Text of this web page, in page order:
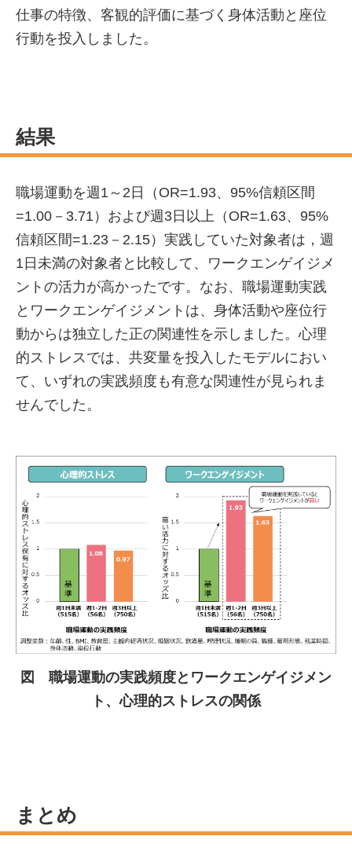
仕事の特徴、客観的評価に基づく身体活動と座位
行動を投入しました。
結果
職場運動を週1～2日（OR=1.93、95%信頼区間
=1.00－3.71）および週3日以上（OR=1.63、95%
信頼区間=1.23－2.15）実践していた対象者は，週
1日未満の対象者と比較して、ワークエンゲイジメ
ントの活力が高かったです。なお、職場運動実践
とワークエンゲイジメントは、身体活動や座位行
動からは独立した正の関連性を示しました。心理
的ストレスでは、共変量を投入したモデルにおい
て、いずれの実践頻度も有意な関連性が見られま
せんでした。
図 職場運動の実践頻度とワークエンゲイジメン
ト、心理的ストレスの関係
まとめ